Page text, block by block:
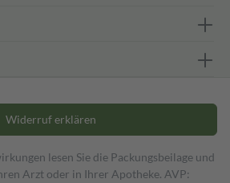
Widerruf erklären
lesen Sie die Packungsbeilage und
Arzt oder in Ihrer Apotheke. AVP: